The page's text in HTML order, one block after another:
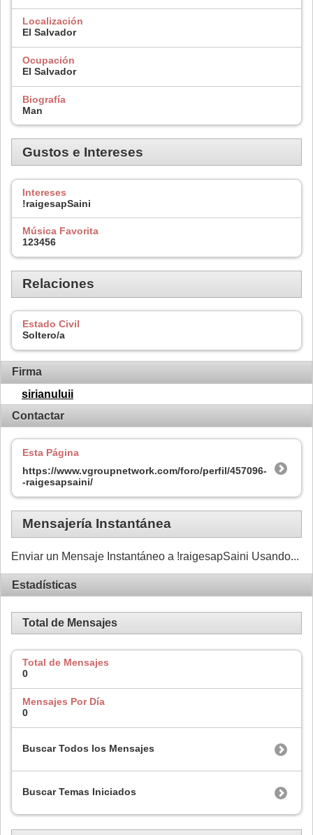
Localización
El Salvador
Ocupación
El Salvador
Biografía
Man
Gustos e Intereses
Intereses
!raigesapSaini
Música Favorita
123456
Relaciones
Estado Civil
Soltero/a
Firma
sirianuluii
Contactar
Esta Página
https://www.vgroupnetwork.com/foro/perfil/457096-
-raigesapsaini/
Mensajería Instantánea
Enviar un Mensaje Instantáneo a !raigesapSaini Usando...
Estadísticas
Total de Mensajes
Total de Mensajes
0
Mensajes Por Día
0
Buscar Todos los Mensajes
Buscar Temas Iniciados